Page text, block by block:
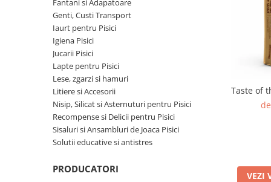
Brit Premium
Brit Premium
Fantani si Adapatoare
Genti, Custi Transport
Iaurt pentru Pisici
Igiena Pisici
Jucarii Pisici
Lapte pentru Pisici
Lese, zgarzi si hamuri
Litiere si Accesorii
Nisip, Silicat si Asternuturi pentru Pisici
Recompense si Delicii pentru Pisici
Sisaluri si Ansambluri de Joaca Pisici
Solutii educative si antistres
PRODUCATORI
Taste of
VEZI